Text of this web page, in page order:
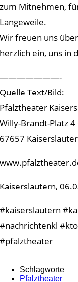
zum Mitnehmen,
Langeweile.
Wir freuen uns
herzlich ein, uns in
———————-
Quelle Text/Bild:
Pfalztheater
Willy-Brandt-Platz 4
67657
Kaiserslautern,
#kaiserslautern
#nachrichtenkl
#pfalztheater
Schlagworte
Pfalztheater